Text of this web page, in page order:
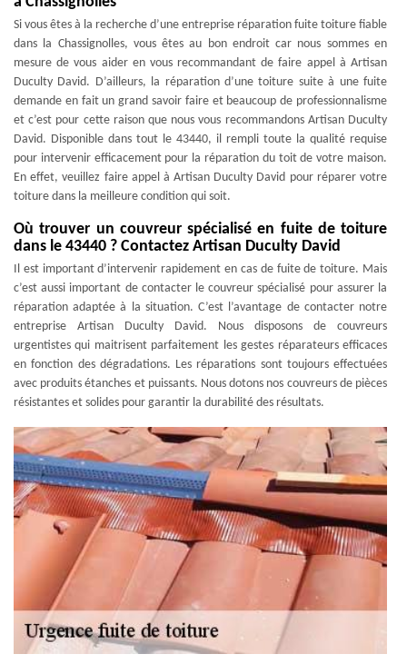
Si vous êtes à la recherche d’une entreprise réparation fuite toiture fiable
dans la Chassignolles, vous êtes au bon endroit car nous sommes en
mesure de vous aider en vous recommandant de faire appel à Artisan
Duculty David. D’ailleurs, la réparation d’une toiture suite à une fuite
demande en fait un grand savoir faire et beaucoup de professionnalisme
et c’est pour cette raison que nous vous recommandons Artisan Duculty
David. Disponible dans tout le 43440, il rempli toute la qualité requise
pour intervenir efficacement pour la réparation du toit de votre maison.
En effet, veuillez faire appel à Artisan Duculty David pour réparer votre
toiture dans la meilleure condition qui soit.
Où trouver un couvreur spécialisé en fuite de toiture
dans le 43440 ? Contactez Artisan Duculty David
Il est important d’intervenir rapidement en cas de fuite de toiture. Mais
c’est aussi important de contacter le couvreur spécialisé pour assurer la
réparation adaptée à la situation. C’est l’avantage de contacter notre
entreprise Artisan Duculty David. Nous disposons de couvreurs
urgentistes qui maitrisent parfaitement les gestes réparateurs efficaces
en fonction des dégradations. Les réparations sont toujours effectuées
avec produits étanches et puissants. Nous dotons nos couvreurs de pièces
résistantes et solides pour garantir la durabilité des résultats.